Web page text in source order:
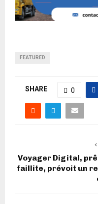
FEATURED
SHARE 0
Voyager Digital,
faillite, prévoit un